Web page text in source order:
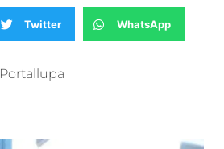
Twitter WhatsApp
Portallupa